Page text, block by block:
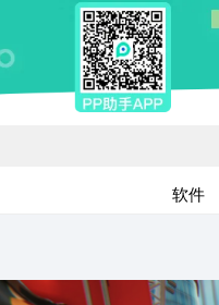
软件